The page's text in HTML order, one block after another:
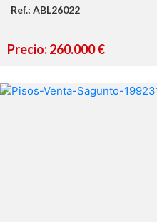
Ref.: ABL26022
Precio: 260.000 €